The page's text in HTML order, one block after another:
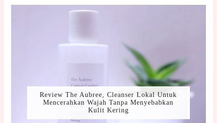
Review The Aubree, Cleanser Lokal Untuk
Mencerahkan Wajah Tanpa Menyebabkan
Kulit Kering